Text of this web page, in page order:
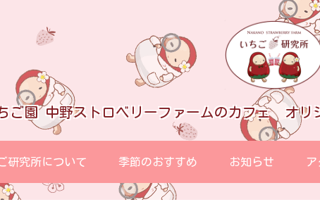
ご園 中野ストロベリーファームのカフェ オ
研究所について 季節のおすすめ お知らせ ア